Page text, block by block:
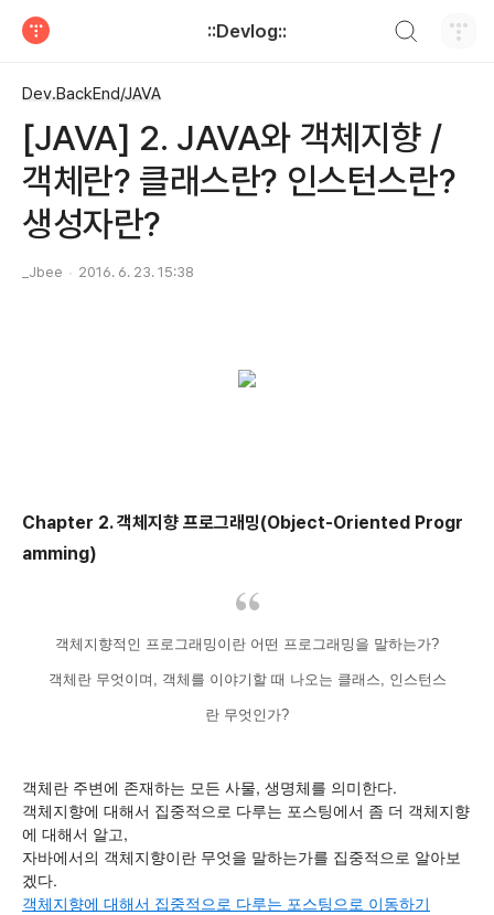
::Devlog::
Dev.BackEnd/JAVA
[JAVA] 2. JAVA와 객체지향 /
객체란? 클래스란? 인스턴스란?
생성자란?
_Jbee 2016. 6. 23. 15:38
Chapter 2. 객체지향 프로그래밍(Object-Oriented Progr
amming)
객체지향적인 프로그래밍이란 어떤 프로그래밍을 말하는가?
객체란 무엇이며, 객체를 이야기할 때 나오는 클래스, 인스턴스
란 무엇인가?
객체란 주변에 존재하는 모든 사물, 생명체를 의미한다.
객체지향에 대해서 집중적으로 다루는 포스팅에서 좀 더 객체지향
에 대해서 알고,
자바에서의 객체지향이란 무엇을 말하는가를 집중적으로 알아보
겠다.
객체지향에 대해서 집중적으로 다루는 포스팅으로 이동하기